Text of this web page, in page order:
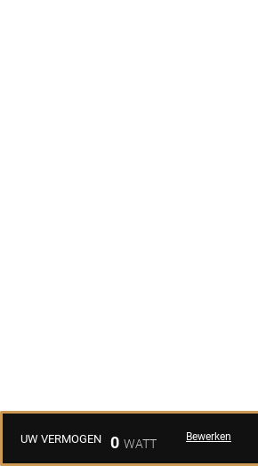
UW VERMOGEN 0 Bewerken